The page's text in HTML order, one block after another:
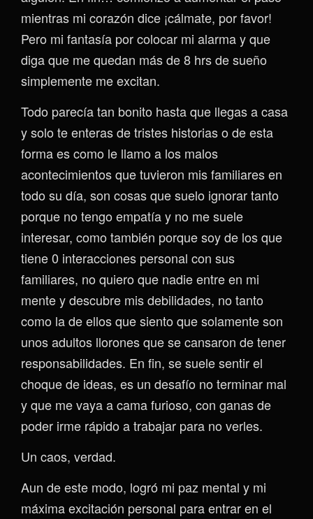
mientras mi corazón dice ¡cálmate, por favor!
Pero mi fantasía por colocar mi alarma y que
diga que me quedan más de 8 hrs de sueño
simplemente me excitan.
Todo parecía tan bonito hasta que llegas a casa
y solo te enteras de tristes historias o de esta
forma es como le llamo a los malos
acontecimientos que tuvieron mis familiares en
todo su día, son cosas que suelo ignorar tanto
porque no tengo empatía y no me suele
interesar, como también porque soy de los que
tiene 0 interacciones personal con sus
familiares, no quiero que nadie entre en mi
mente y descubre mis debilidades, no tanto
como la de ellos que siento que solamente son
unos adultos llorones que se cansaron de tener
responsabilidades. En fin, se suele sentir el
choque de ideas, es un desafío no terminar mal
y que me vaya a cama furioso, con ganas de
poder irme rápido a trabajar para no verles.
Un caos, verdad.
Aun de este modo, logró mi paz mental y mi
máxima excitación personal para entrar en el